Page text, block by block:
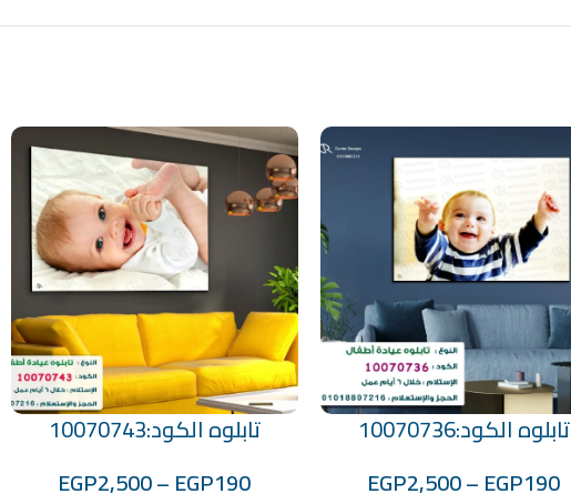
أحد الخيارات
تابلوه الكود:10070736
EGP190
–
EGP2,500
تحديد أحد الخيارات
تابلوه الكود:10070743
EGP190
–
EGP2,500